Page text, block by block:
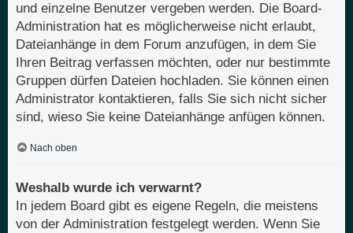
und einzelne Benutzer vergeben werden. Die Board-
Administration hat es möglicherweise nicht erlaubt,
Dateianhänge in dem Forum anzufügen, in dem Sie
Ihren Beitrag verfassen möchten, oder nur bestimmte
Gruppen dürfen Dateien hochladen. Sie können einen
Administrator kontaktieren, falls Sie sich nicht sicher
sind, wieso Sie keine Dateianhänge anfügen können.
Nach oben
Weshalb wurde ich verwarnt?
In jedem Board gibt es eigene Regeln, die meistens
von der Administration festgelegt werden. Wenn Sie